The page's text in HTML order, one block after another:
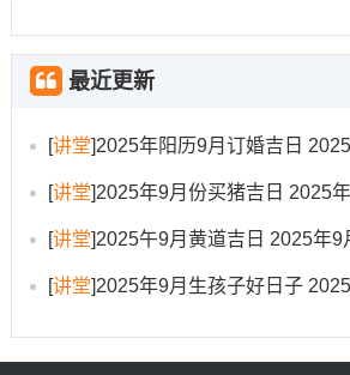
事凶”.特别是忌嫁娶...凡是黑道凶日与
之日均需避开。
开业典礼:
优先推荐:9月11日（农历七月二十，
吉日，百无禁忌，卯时（5:00-7:00）
9月8日（农历七月十七，星期一）,此
最近更新
[讲堂]2025年阳历9月订婚吉日 2025年9
[讲堂]2025年9月份买猪吉日 2025
[讲堂]2025午9月黄道吉日 2025年9月黄
[讲堂]2025年9月生孩子好日子 2025年9